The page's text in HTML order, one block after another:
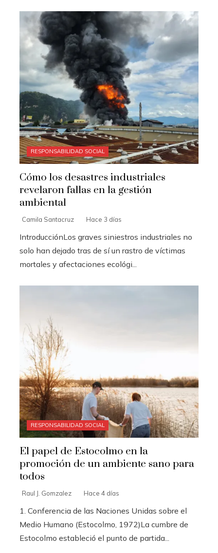
RESPONSABILIDAD SOCIAL
Cómo los desastres industriales
revelaron fallas en la gestión
ambiental
Camila Santacruz Hace 3 días
IntroducciónLos graves siniestros industriales no
solo han dejado tras de sí un rastro de víctimas
mortales y afectaciones ecológi...
RESPONSABILIDAD SOCIAL
El papel de Estocolmo en la
promoción de un ambiente sano para
todos
Raul J. Gomzalez Hace 4 días
1. Conferencia de las Naciones Unidas sobre el
Medio Humano (Estocolmo, 1972)La cumbre de
Estocolmo estableció el punto de partida...